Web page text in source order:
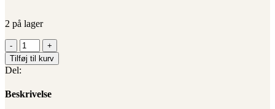
2 på lager
Buskbønne
"Marona"
(Økologiske/Demeter
frø)
antal
Tilføj til kurv
Del:
Beskrivelse